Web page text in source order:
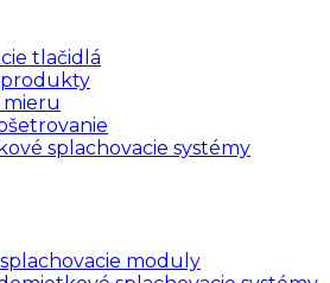
tlačidlá
produkty
mieru
splachovacie systémy
moduly